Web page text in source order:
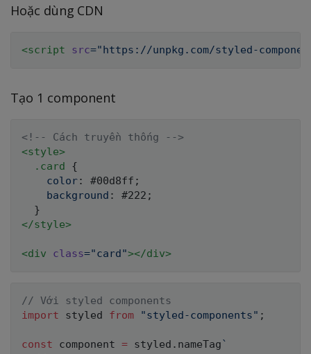
Hoặc dùng CDN
<script src=" https://unpkg.com/styled-
Tạo 1 component
<!-- Cách truyền thống -->
<style>
.card
{
color: #00d8ff ;
background : #222 ;
}
</style>
<div class="card "></div>
// Với styled components
import styled from "styled-components" ;
const component = styled . nameTag `